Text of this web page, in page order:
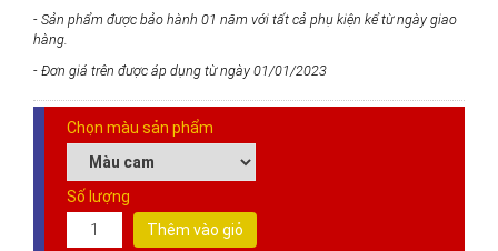
- Sản phẩm được bảo hành 01 năm với tất cả phụ kiện kể từ ngày giao
hàng.
- Đơn giá trên được áp dụng từ ngày 01/01/2023
Chọn màu sản phẩm
Số lượng
Thêm vào giỏ